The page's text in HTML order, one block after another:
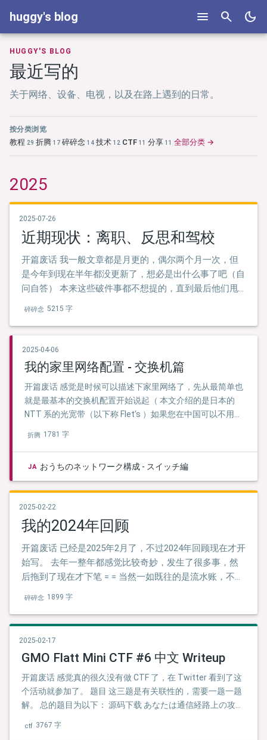
huggy's blog menu search dark_mode
HUGGY'S BLOG
最近写的
关于网络、设备、电视，以及在路上遇到的日常。
按分类浏览
教程 29 折腾 17 碎碎念 14 技术 12 CTF 11 分享 11 全部分类 →
2025
2025-07-26
近期现状：离职、反思和驾校
开篇废话 我一般文章都是月更的，偶尔两个月一次，但
是今年到现在半年都没更新了，想必是出什么事了吧（自
问自答） 本来这些破件事都不想提的，直到最后他们甩
给我一张“竞业协议书”让我签，实在是受不了， 所以这篇
碎碎念 5215 字
2025-04-06
我的家里网络配置 - 交换机篇
开篇废话 感觉是时候可以描述下家里网络了，先从最简单也
就是最基本的交换机配置开始说起（ 本文介绍的是日本的
NTT 系的光宽带（以下称 Flet’s ）如果您在中国可以不用参
折腾 1781 字
JA おうちのネットワーク構成 - スイッチ編
2025-02-22
我的2024年回顾
开篇废话 已经是2025年2月了，不过2024年回顾现在才开
始写。 去年一整年都感觉比较奇妙，发生了很多事，然
后拖到了现在才下笔 = = 当然一如既往的是流水账，不然
为啥叫回顾呢（
碎碎念 1899 字
2025-02-17
GMO Flatt Mini CTF #6 中文 Writeup
开篇废话 感觉真的很久没有做 CTF 了，在 Twitter 看到了这
个活动就参加了。 题目 这三题是有关联性的，需要一题一题
解。 总的题目为以下： 源码下载 あなたは通信経路上の攻撃
ctf 3767 字